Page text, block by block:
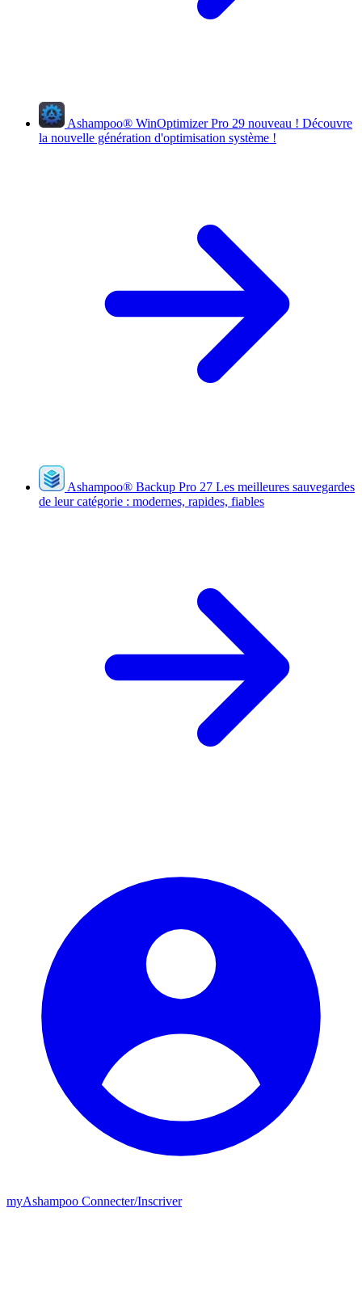
Ashampoo® WinOptimizer Pro 29 nouveau ! Découvre
la nouvelle génération d'optimisation système !
Ashampoo® Backup Pro 27 Les meilleures sauvegardes
de leur catégorie : modernes, rapides, fiables
myAshampoo Connecter/Inscriver